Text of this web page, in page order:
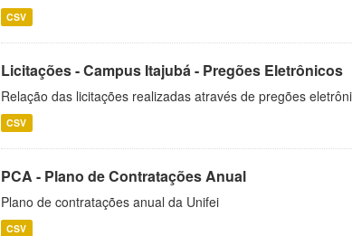
CSV
Licitações - Campus Itajubá - Pregões Eletrônicos
Relação das licitações realizadas através de pregões
CSV
PCA - Plano de Contratações Anual
Plano de contratações anual da Unifei
CSV